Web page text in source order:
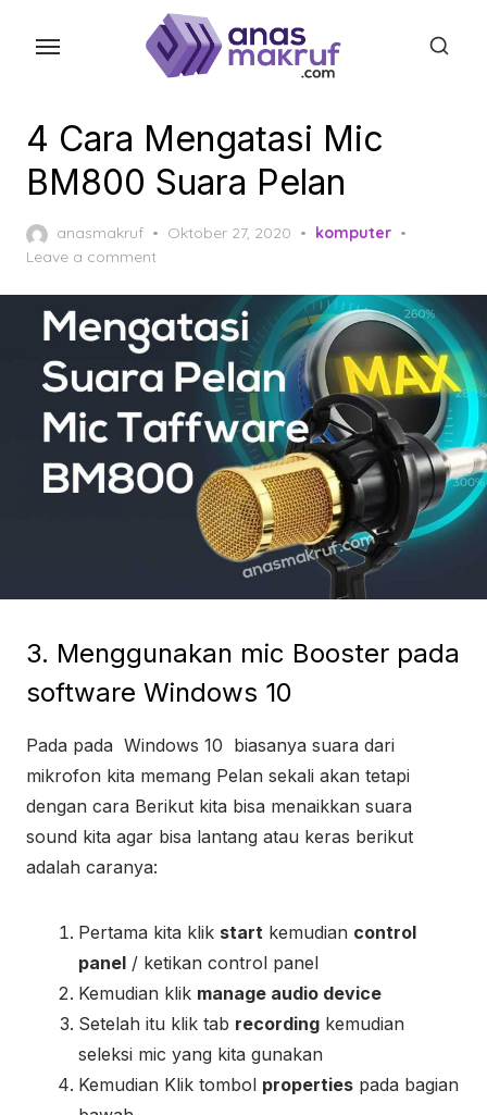
4 Cara Mengatasi Mic
BM800 Suara Pelan
anasmakruf
Posted
Oktober 27, 2020
komputer
Leave a comment
3. Menggunakan mic Booster pada
software Windows 10
Pada pada Windows 10 biasanya suara dari
mikrofon kita memang Pelan sekali akan tetapi
dengan cara Berikut kita bisa menaikkan suara
sound kita agar bisa lantang atau keras berikut
adalah caranya:
Pertama kita klik start kemudian control
panel / ketikan control panel
Kemudian klik manage audio device
Setelah itu klik tab recording kemudian
seleksi mic yang kita gunakan
Kemudian Klik tombol properties pada bagian